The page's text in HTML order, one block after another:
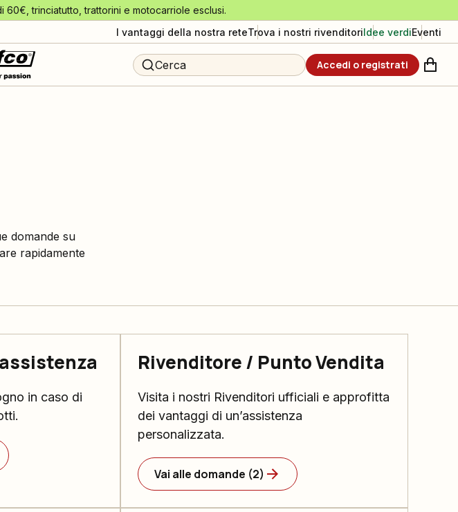
60€, trinciatutto, trattorini e motocarriole esclusi.
I vantaggi della nostra reteTrova i nostri rivenditoriIdee verdiEventi
Cerca Accedi o registrati
domande su
rapidamente
in caso di
Rivenditore / Punto Vendita
Visita i nostri Rivenditori ufficiali e approfitta
dei vantaggi di un’assistenza
personalizzata.
Vai alle domande (2)